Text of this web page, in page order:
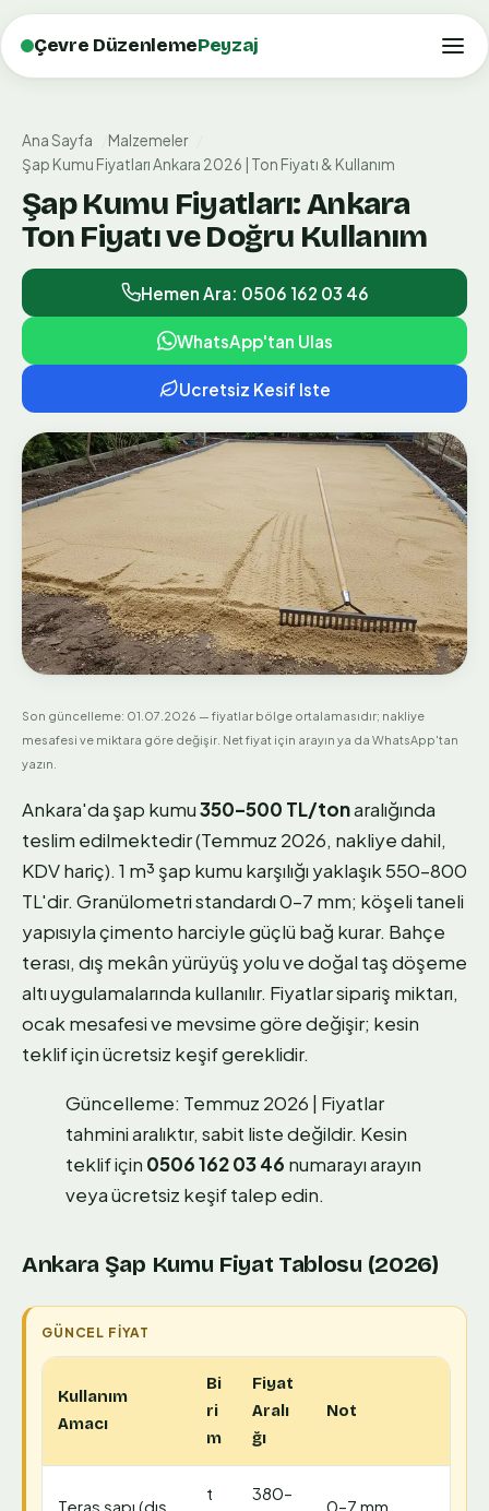
Çevre DüzenlemePeyzaj
Ana Sayfa
Malzemeler
Şap Kumu Fiyatları Ankara 2026 | Ton Fiyatı & Kullanım
Şap Kumu Fiyatları: Ankara
Ton Fiyatı ve Doğru Kullanım
Hemen Ara: 0506 162 03 46
WhatsApp'tan Ulas
Ucretsiz Kesif Iste
Son güncelleme: 01.07.2026 — fiyatlar bölge ortalamasıdır; nakliye
mesafesi ve miktara göre değişir. Net fiyat için arayın ya da WhatsApp'tan
yazın.
Ankara'da şap kumu350–500 TL/tonaralığında
teslim edilmektedir (Temmuz 2026, nakliye dahil,
KDV hariç). 1 m³ şap kumu karşılığı yaklaşık 550–800
TL'dir. Granülometri standardı 0–7 mm; köşeli taneli
yapısıyla çimento harciyle güçlü bağ kurar. Bahçe
terası, dış mekân yürüyüş yolu ve doğal taş döşeme
altı uygulamalarında kullanılır. Fiyatlar sipariş miktarı,
ocak mesafesi ve mevsime göre değişir; kesin
teklif için ücretsiz keşif gereklidir.
Güncelleme: Temmuz 2026 | Fiyatlar
tahmini aralıktır, sabit liste değildir. Kesin
teklif için 0506 162 03 46 numarayı arayın
veya ücretsiz keşif talep edin.
Ankara Şap Kumu Fiyat Tablosu (2026)
Kullanım
Amacı
Bi
ri
m
Fiyat
Aralı
ğı
Not
Teras şapı (dış
t
380–
0–7 mm,